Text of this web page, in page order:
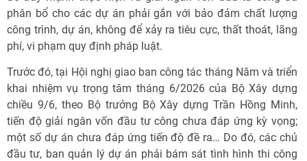
phân bổ cho các dự án phải gắn với bảo đảm chất lượng
công trình, dự án, không để xảy ra tiêu cực, thất thoát, lãng
phí, vi phạm quy định pháp luật.
Trước đó, tại Hội nghị giao ban công tác tháng Năm và triển
khai nhiệm vụ trọng tâm tháng 6/2026 của Bộ Xây dựng
chiều 9/6, theo Bộ trưởng Bộ Xây dựng Trần Hồng Minh,
tiến độ giải ngân vốn đầu tư công chưa đáp ứng kỳ vọng;
một số dự án chưa đáp ứng tiến độ đề ra… Do đó, các chủ
đầu tư, ban quản lý dự án phải bám sát tình hình thi công